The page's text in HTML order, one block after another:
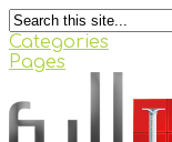
Categories
Pages